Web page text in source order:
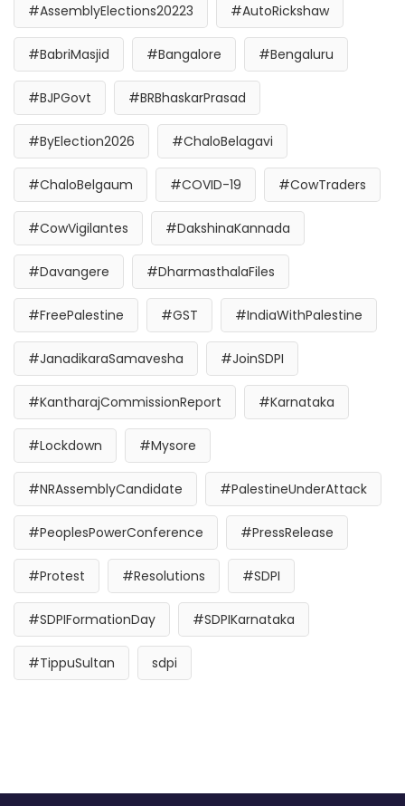
#AssemblyElections20223 #AutoRickshaw
#BabriMasjid #Bangalore #Bengaluru
#BJPGovt #BRBhaskarPrasad
#ByElection2026 #ChaloBelagavi
#ChaloBelgaum #COVID-19 #CowTraders
#CowVigilantes #DakshinaKannada
#Davangere #DharmasthalaFiles
#FreePalestine #GST #IndiaWithPalestine
#JanadikaraSamavesha #JoinSDPI
#KantharajCommissionReport #Karnataka
#Lockdown #Mysore
#NRAssemblyCandidate #PalestineUnderAttack
#PeoplesPowerConference #PressRelease
#Protest #Resolutions #SDPI
#SDPIFormationDay #SDPIKarnataka
#TippuSultan sdpi